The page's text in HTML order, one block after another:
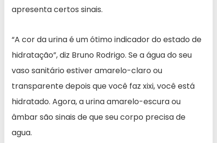
apresenta certos sinais.
“A cor da urina é um ótimo indicador do estado de
hidratação”, diz Bruno Rodrigo. Se a água do seu
vaso sanitário estiver amarelo-claro ou
transparente depois que você faz xixi, você está
hidratado. Agora, a urina amarelo-escura ou
âmbar são sinais de que seu corpo precisa de
agua.